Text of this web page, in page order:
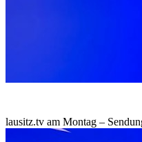
lausitz.tv am Montag –